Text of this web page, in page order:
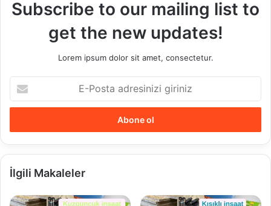
Subscribe to our mailing list to
get the new updates!
Lorem ipsum dolor sit amet, consectetur.
Posta
adresinizi
İlgili Makaleler